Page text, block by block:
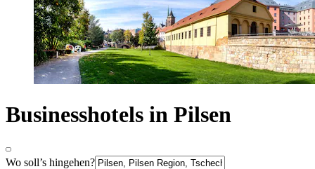
Businesshotels in Pilsen
Wo soll’s hingehen?